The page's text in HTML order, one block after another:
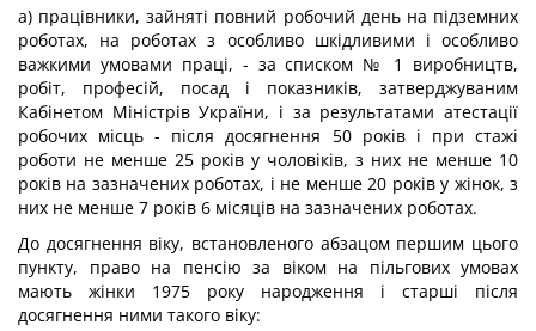
а) працівники, зайняті повний робочий день на підземних
роботах, на роботах з особливо шкідливими і особливо
важкими умовами праці, - за списком № 1 виробництв,
робіт, професій, посад і показників, затверджуваним
Кабінетом Міністрів України, і за результатами атестації
робочих місць - після досягнення 50 років і при стажі
роботи не менше 25 років у чоловіків, з них не менше 10
років на зазначених роботах, і не менше 20 років у жінок, з
них не менше 7 років 6 місяців на зазначених роботах.
До досягнення віку, встановленого абзацом першим цього
пункту, право на пенсію за віком на пільгових умовах
мають жінки 1975 року народження і старші після
досягнення ними такого віку: